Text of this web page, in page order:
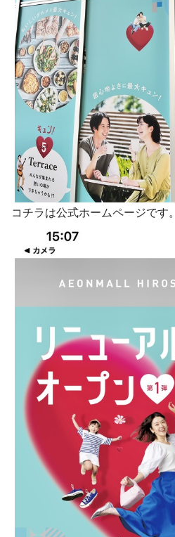
コチラは公式ホームページです。